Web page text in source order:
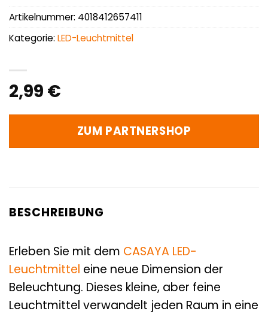
2,99 €
ZUM PARTNERSHOP
Artikelnummer: 4018412657411
Kategorie: LED-Leuchtmittel
BESCHREIBUNG
Erleben Sie mit dem CASAYA LED-
Leuchtmittel eine neue Dimension der
Beleuchtung. Dieses kleine, aber feine
Leuchtmittel verwandelt jeden Raum in eine